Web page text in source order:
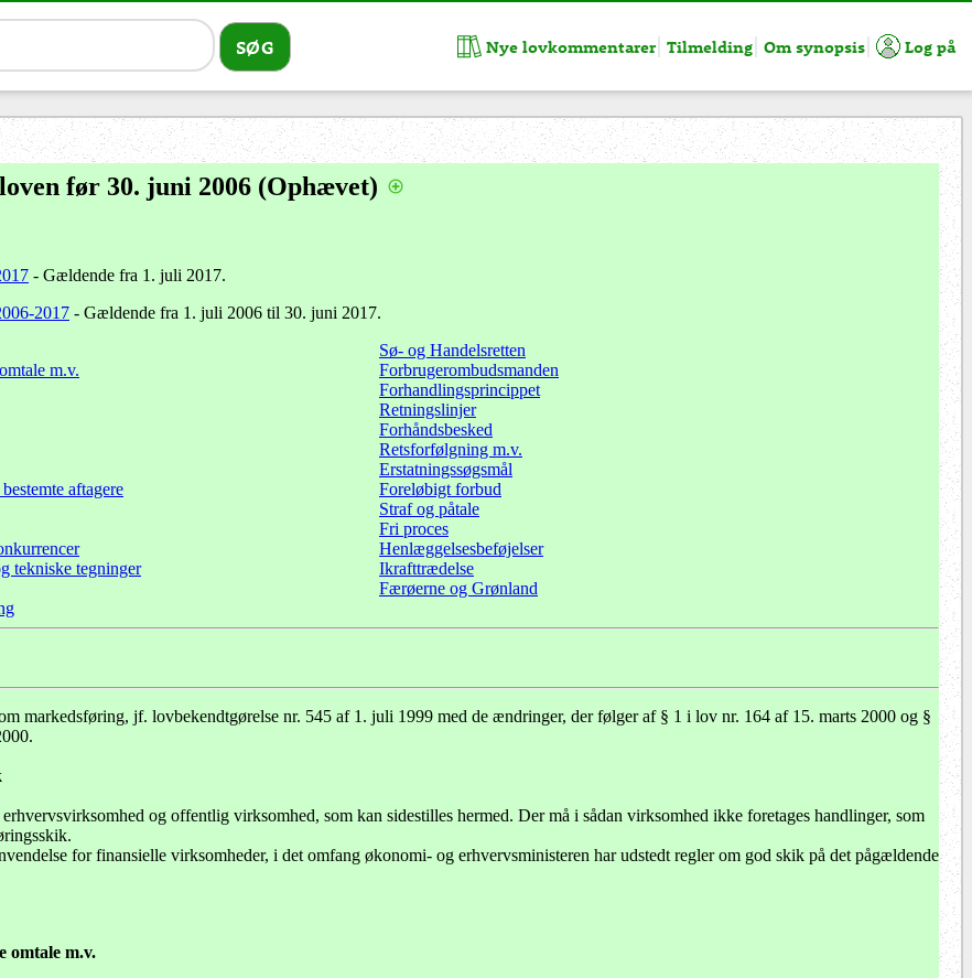
før 30. juni 2006 (Ophævet)
- Gældende fra 1. juli 2017.
2017 - Gældende fra 1. juli 2006 til 30. juni 2017.
m.v.
aftagere
tekniske tegninger
Sø- og Handelsretten
Forbrugerombudsmanden
Forhandlingsprincippet
Retningslinjer
Forhåndsbesked
Retsforfølgning m.v.
Erstatningssøgsmål
Foreløbigt forbud
Straf og påtale
Fri proces
Henlæggelsesbeføjelser
Ikrafttrædelse
Færøerne og Grønland
markedsføring, jf. lovbekendtgørelse nr. 545 af 1. juli 1999 med de ændringer, der følger af § 1 i lov nr. 164 af 15. marts 2000 og §
og offentlig virksomhed, som kan sidestilles hermed. Der må i sådan virksomhed ikke foretages handlinger, som
for finansielle virksomheder, i det omfang økonomi- og erhvervsministeren har udstedt regler om god skik på det pågældende
omtale m.v.
Nye lovkommentarer Tilmelding Om synopsis Log på